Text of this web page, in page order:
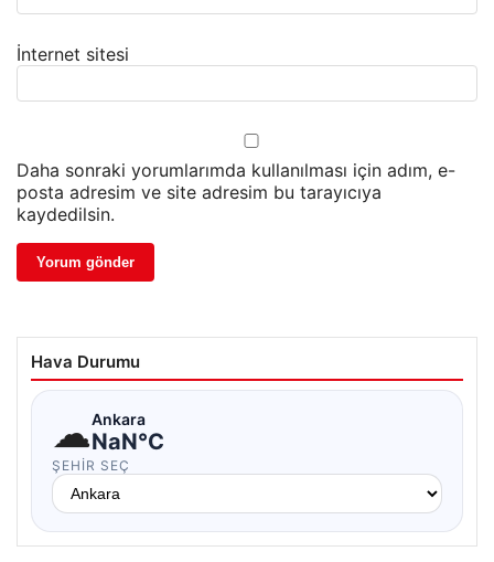
İnternet sitesi
Daha sonraki yorumlarımda kullanılması için adım, e-
posta adresim ve site adresim bu tarayıcıya
kaydedilsin.
Hava Durumu
☁Ankara
NaN°C
ŞEHIR SEÇ